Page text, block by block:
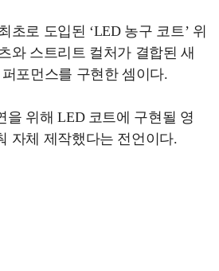
초로 도입된 ‘LED 농구 코트’ 위
와 스트리트 컬처가 결합된 새
포먼스를 구현한 셈이다.
을 위해 LED 코트에 구현될 영
자체 제작했다는 전언이다.